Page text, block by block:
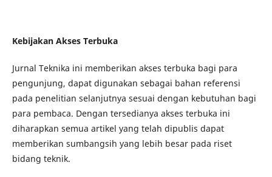
Kebijakan Akses Terbuka
Jurnal Teknika ini memberikan akses terbuka bagi para
pengunjung, dapat digunakan sebagai bahan referensi
pada penelitian selanjutnya sesuai dengan kebutuhan bagi
para pembaca. Dengan tersedianya akses terbuka ini
diharapkan semua artikel yang telah dipublis dapat
memberikan sumbangsih yang lebih besar pada riset
bidang teknik.